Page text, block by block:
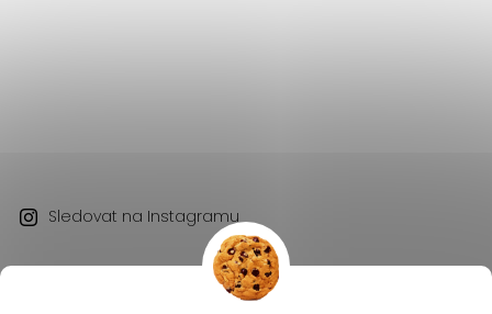
Sledovat na Instagramu